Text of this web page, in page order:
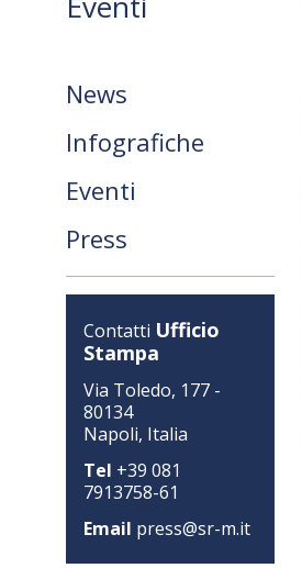
News
Infografiche
Eventi
Press
Contatti Ufficio
Stampa
Via Toledo, 177 -
80134
Napoli, Italia
Tel +39 081
7913758-61
Email press@sr-m.it